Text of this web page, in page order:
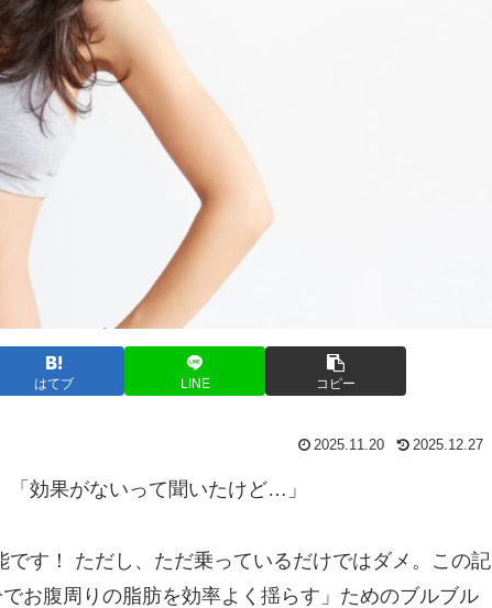
はてブ LINE コピー
2025.11.20 2025.12.27
「効果がないって聞いたけど…」
です！ ただし、ただ乗っているだけではダメ。この記
お腹周りの脂肪を効率よく揺らす」ためのブルブル